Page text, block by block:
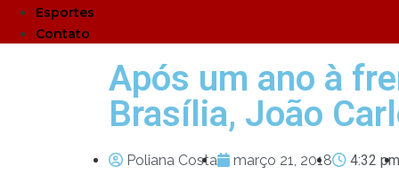
Esportes
Contato
Após um ano à
Brasília, João
Poliana Costa março 21, 2018 4:32 pm